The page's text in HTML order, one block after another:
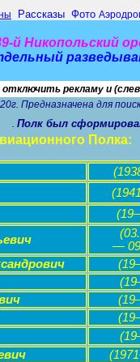
Рассказы Фото
й Никопольский
рекламу и
Предназначена для
. Полк был
Полка:
—